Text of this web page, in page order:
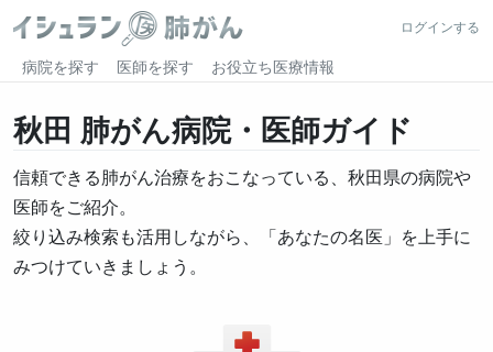
ログインする
病院を探す 医師を探す お役立ち医療情報
秋田 肺がん病院・医師ガイド
信頼できる肺がん治療をおこなっている、秋田県の病院や
医師をご紹介。
絞り込み検索も活用しながら、「あなたの名医」を上手に
みつけていきましょう。